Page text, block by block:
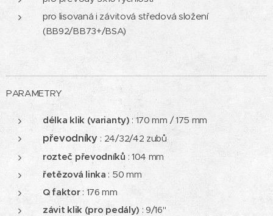
pro lisovaná i závitová středová složení
(BB92/BB73+/BSA)
PARAMETRY
délka klik (varianty) : 170 mm / 175 mm
převodníky : 24/32/42 zubů
rozteč převodníků : 104 mm
řetězová linka : 50 mm
Q faktor: 176 mm
závit klik (pro pedály) : 9/16"